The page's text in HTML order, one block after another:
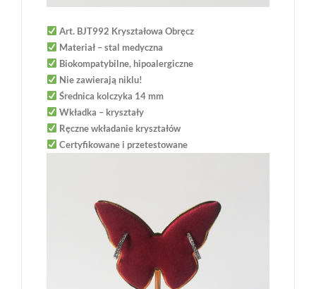
Art. BJT992 Kryształowa Obręcz
Materiał – stal medyczna
Biokompatybilne, hipoalergiczne
Nie zawierają niklu!
Średnica kolczyka 14 mm
Wkładka – kryształy
Ręczne wkładanie kryształów
Certyfikowane i przetestowane